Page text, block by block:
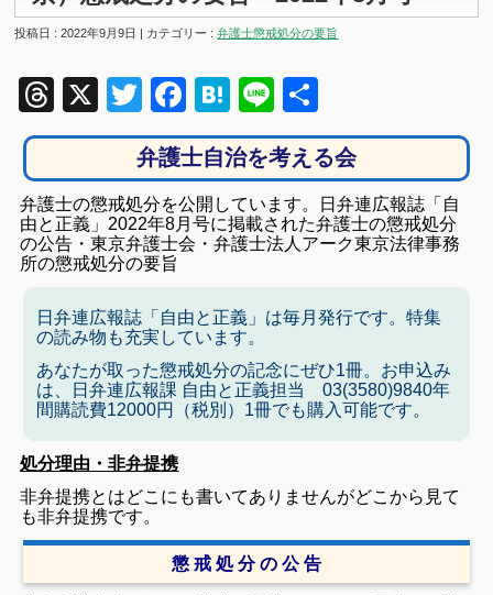
投稿日 : 2022年9月9日 | カテゴリー :弁護士懲戒処分の要旨
Threads
X TwitterFacebook
Hatena
Line
有
弁護士自治を考える会
弁護士の懲戒処分を公開しています。日弁連広報誌「自
由と正義」2022年8月号に掲載された弁護士の懲戒処分
の公告・東京弁護士会・弁護士法人アーク東京法律事務
所の懲戒処分の要旨
日弁連広報誌「自由と正義」は毎月発行です。特集
の読み物も充実しています。
あなたが取った懲戒処分の記念にぜひ1冊。お申込み
は、日弁連広報課 自由と正義担当 03(3580)9840年
間購読費12000円（税別）1冊でも購入可能です。
処分理由・非弁提携
非弁提携とはどこにも書いてありませんがどこから見て
も非弁提携です。
懲 戒 処 分 の 公 告